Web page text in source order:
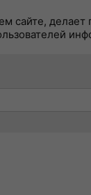
сайте,